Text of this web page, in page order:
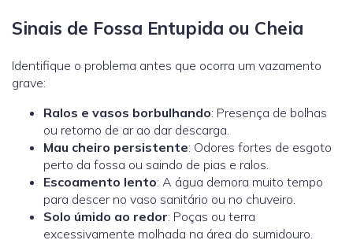
Sinais de Fossa Entupida ou Cheia
Identifique o problema antes que ocorra um vazamento
grave:
Ralos e vasos borbulhando: Presença de bolhas
ou retorno de ar ao dar descarga.
Mau cheiro persistente: Odores fortes de esgoto
perto da fossa ou saindo de pias e ralos.
Escoamento lento: A água demora muito tempo
para descer no vaso sanitário ou no chuveiro.
Solo úmido ao redor: Poças ou terra
excessivamente molhada na área do sumidouro.